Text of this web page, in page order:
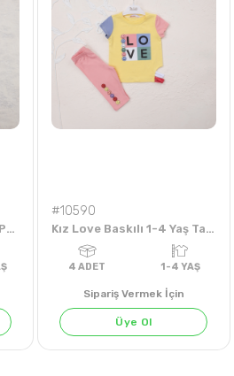
Kız 6-10 Yaş Kemerli Kot Pantolon
#10590
Kız Love Baskılı 1-4 Yaş Taytlı Takım
Sipariş Vermek İçin
Üye Ol